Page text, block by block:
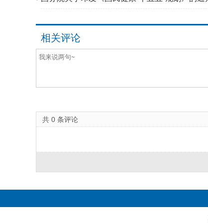
相关评论
共 0 条评论